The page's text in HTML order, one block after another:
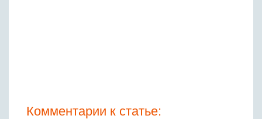
Комментарии к статье: